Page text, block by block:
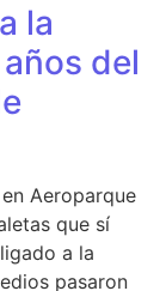
la
del
Aeroparque
que sí
a la
pasaron